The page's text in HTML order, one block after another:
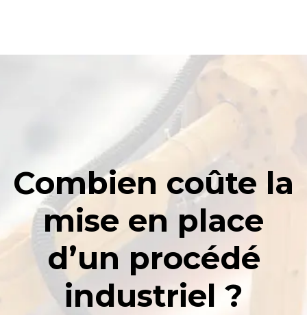
Combien coûte la
mise en place
d’un procédé
industriel ?